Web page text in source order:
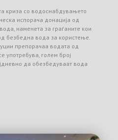
криза со водоснабдувањето
испорача донација од
наменета за граѓаните кои
безбедна вода за користење.
препорачаа водата од
употребува, голем број
да обезбедуваат вода